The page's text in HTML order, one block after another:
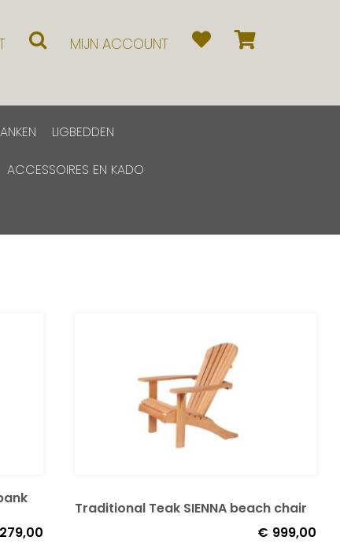
MIJN ACCOUNT
LIGBEDDEN
ACCESSOIRES EN KADO
279,00
Traditional Teak SIENNA beach chair
€ 999,00